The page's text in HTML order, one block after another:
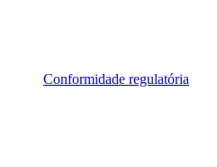
Conformidade regulatória